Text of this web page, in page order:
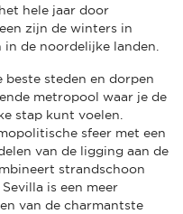
hele jaar door
zijn de winters in
de noordelijke landen.
beste steden en dorpen
metropool waar je de
stap kunt voelen.
sfeer met een
van de ligging aan de
strandschoon
is een meer
van de charmantste